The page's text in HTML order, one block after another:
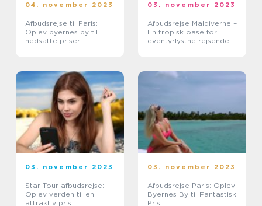
04. november 2023
Afbudsrejse til Paris:
Oplev byernes by til
nedsatte priser
03. november 2023
Afbudsrejse Maldiverne –
En tropisk oase for
eventyrlystne rejsende
03. november 2023
Star Tour afbudsrejse:
Oplev verden til en
attraktiv pris
03. november 2023
Afbudsrejse Paris: Oplev
Byernes By til Fantastisk
Pris